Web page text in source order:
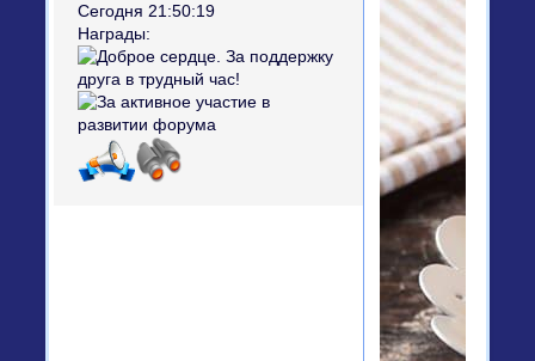
Сегодня 21:50:19
Награды: